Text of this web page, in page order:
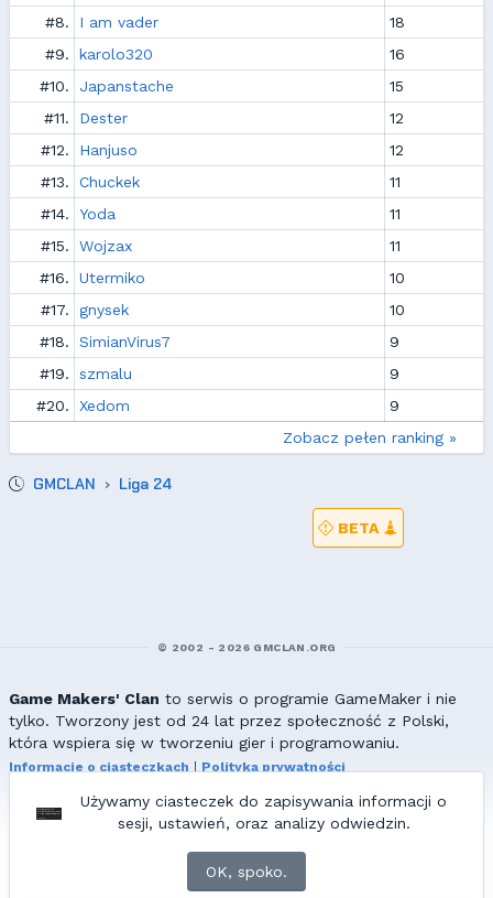
#8.
I am vader
18
#9.
karolo320
16
#10.
Japanstache
15
#11.
Dester
12
#12.
Hanjuso
12
#13.
Chuckek
11
#14.
Yoda
11
#15.
Wojzax
11
#16.
Utermiko
10
#17.
gnysek
10
#18.
SimianVirus7
9
#19.
szmalu
9
#20.
Xedom
9
Zobacz pełen ranking »
GMCLAN Liga 24
Używamy ciasteczek do zapisywania informacji o
sesji, ustawień, oraz analizy odwiedzin.
OK, spoko.
BETA
© 2002 - 2026 GMCLAN.ORG
Game Makers' Clan to serwis o programie GameMaker i nie
tylko. Tworzony jest od 24 lat przez społeczność z Polski,
która wspiera się w tworzeniu gier i programowaniu.
Informacje o ciasteczkach
Polityka prywatności
Wszelkie prawa zastrzeżone. Kopiowanie materiałów bez zgody
redakcji zabronione!
ZNAJDZIESZ NAS TAKŻE NA: